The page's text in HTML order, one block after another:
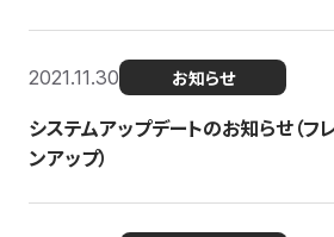
2021.11.30 お知らせ
システムアップデートのお知らせ（フ
ンアップ）